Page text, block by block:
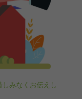
みなくお伝えし